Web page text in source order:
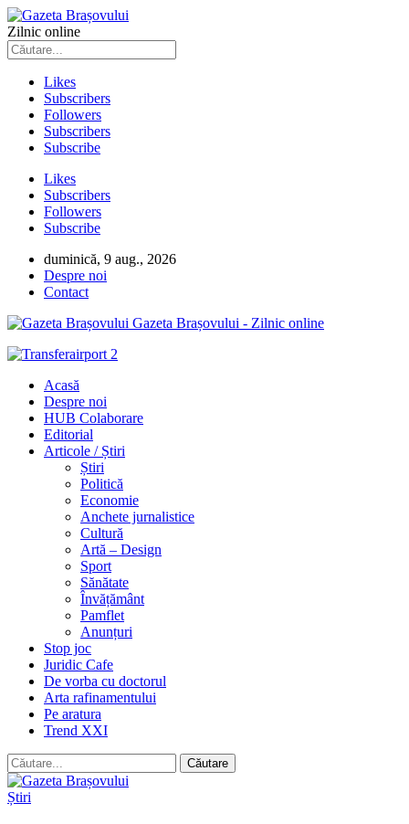
Zilnic online
Likes
Subscribers
Followers
Subscribers
Subscribe
Likes
Subscribers
Followers
Subscribe
duminică, 9 aug., 2026
Despre noi
Contact
Gazeta Brașovului - Zilnic online
Acasă
Despre noi
HUB Colaborare
Editorial
Articole / Știri
Știri
Politică
Economie
Anchete jurnalistice
Cultură
Artă – Design
Sport
Sănătate
Învățământ
Pamflet
Anunțuri
Stop joc
Juridic Cafe
De vorba cu doctorul
Arta rafinamentului
Pe aratura
Trend XXI
Știri